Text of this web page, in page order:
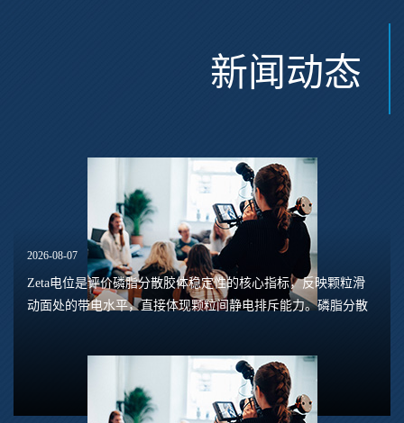
新闻动态
2026-08-07
Zeta电位是评价磷脂分散胶体稳定性的核心指标，反映颗粒滑
动面处的带电水平，直接体现颗粒间静电排斥能力。磷脂分散